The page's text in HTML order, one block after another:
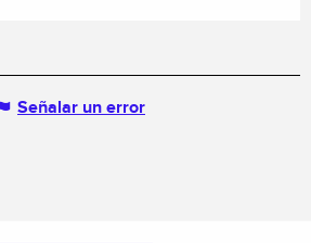
Señalar un error